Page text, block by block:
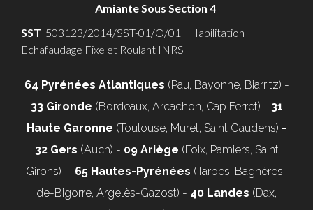
Amiante Sous Section 4
SST 503123/2014/SST-01/O/01 Habilitation
Echafaudage Fixe et Roulant INRS
64 Pyrénées Atlantiques (Pau, Bayonne, Biarritz) -
33 Gironde (Bordeaux, Arcachon, Cap Ferret) - 31
Haute Garonne (Toulouse, Muret, Saint Gaudens) -
32 Gers (Auch) - 09 Ariège (Foix, Pamiers, Saint
Girons) - 65 Hautes-Pyrénées (Tarbes, Bagnères-
de-Bigorre, Argelès-Gazost) - 40 Landes (Dax,